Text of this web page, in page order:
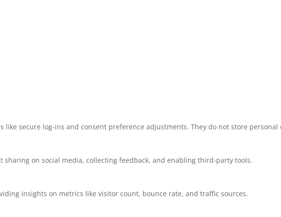
like secure log-ins and consent preference adjustments. They do not store personal
sharing on social media, collecting feedback, and enabling third-party tools.
insights on metrics like visitor count, bounce rate, and traffic sources.